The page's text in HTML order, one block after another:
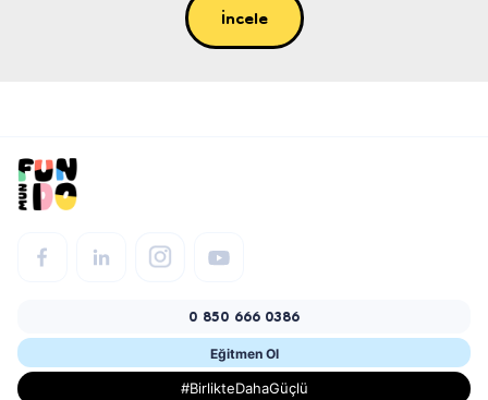
İncele
0 850 666 0386
Eğitmen Ol
#BirlikteDahaGüçlü